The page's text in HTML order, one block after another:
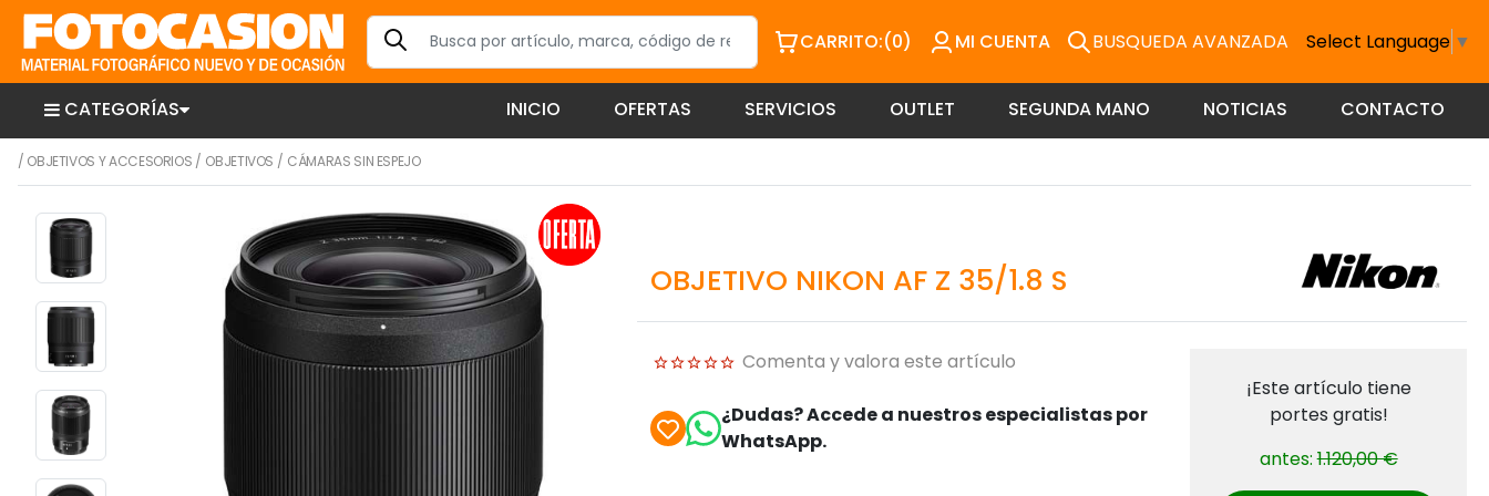
CARRITO:(0) MI CUENTA BUSQUEDA AVANZADA Select Language ▼
CATEGORÍAS INICIO OFERTAS SERVICIOS OUTLET SEGUNDA MANO NOTICIAS CONTACTO
/ OBJETIVOS Y ACCESORIOS / OBJETIVOS / CÁMARAS SIN ESPEJO
OBJETIVO NIKON AF Z 35/1.8 S
Comenta y valora este artículo
¿Dudas? Accede a nuestros especialistas por
WhatsApp.
¡Este artículo tiene
portes gratis!
antes:1.120,00 €